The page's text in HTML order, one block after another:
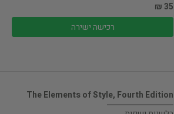
35 ₪
רכישה ישירה
The Elements of Style, Fourth Edition